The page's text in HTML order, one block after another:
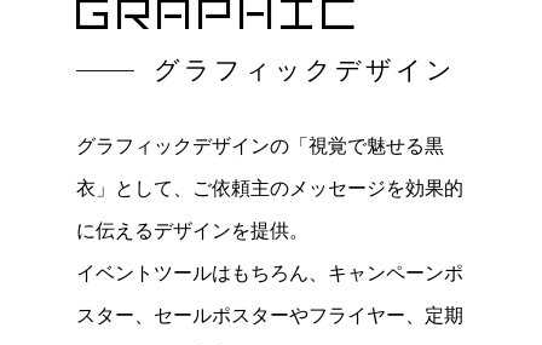
GRAPHIC
グラフィックデザイン
グラフィックデザインの「視覚で魅せる黒
衣」として、ご依頼主のメッセージを効果的
に伝えるデザインを提供。
イベントツールはもちろん、キャンペーンポ
スター、セールポスターやフライヤー、定期